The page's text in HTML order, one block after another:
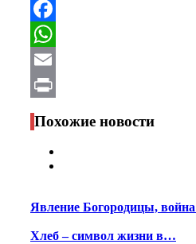
Telegram
Facebook
WhatsApp
Email
Print
Похожие новости
Явление Богородицы,
Хлеб – символ жизни в…